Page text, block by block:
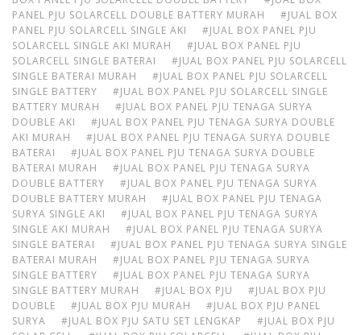
PANEL PJU SOLARCELL DOUBLE BATTERY MURAH
#JUAL BOX
PANEL PJU SOLARCELL SINGLE AKI
#JUAL BOX PANEL PJU
SOLARCELL SINGLE AKI MURAH
#JUAL BOX PANEL PJU
SOLARCELL SINGLE BATERAI
#JUAL BOX PANEL PJU SOLARCELL
SINGLE BATERAI MURAH
#JUAL BOX PANEL PJU SOLARCELL
SINGLE BATTERY
#JUAL BOX PANEL PJU SOLARCELL SINGLE
BATTERY MURAH
#JUAL BOX PANEL PJU TENAGA SURYA
DOUBLE AKI
#JUAL BOX PANEL PJU TENAGA SURYA DOUBLE
AKI MURAH
#JUAL BOX PANEL PJU TENAGA SURYA DOUBLE
BATERAI
#JUAL BOX PANEL PJU TENAGA SURYA DOUBLE
BATERAI MURAH
#JUAL BOX PANEL PJU TENAGA SURYA
DOUBLE BATTERY
#JUAL BOX PANEL PJU TENAGA SURYA
DOUBLE BATTERY MURAH
#JUAL BOX PANEL PJU TENAGA
SURYA SINGLE AKI
#JUAL BOX PANEL PJU TENAGA SURYA
SINGLE AKI MURAH
#JUAL BOX PANEL PJU TENAGA SURYA
SINGLE BATERAI
#JUAL BOX PANEL PJU TENAGA SURYA SINGLE
BATERAI MURAH
#JUAL BOX PANEL PJU TENAGA SURYA
SINGLE BATTERY
#JUAL BOX PANEL PJU TENAGA SURYA
SINGLE BATTERY MURAH
#JUAL BOX PJU
#JUAL BOX PJU
DOUBLE
#JUAL BOX PJU MURAH
#JUAL BOX PJU PANEL
SURYA
#JUAL BOX PJU SATU SET LENGKAP
#JUAL BOX PJU